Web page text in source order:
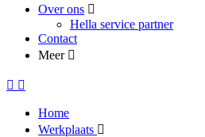
Over ons
Hella service partner
Contact
Meer
Home
Werkplaats